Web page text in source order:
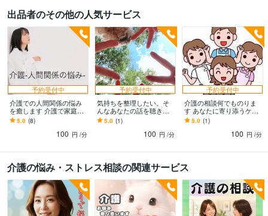
介護 表現力・傾聴力（演劇経験17年）
離婚
悩み相談・カウンセリング 親子の不仲 介護 パワハラ コミュ障 影響を
受けやすい
介護 夫婦関係修復 ケアマネ 社会福祉士
出品者のその他の人気サービス
予約受付中
介護での人間関係の悩み
を癒します 介護で家庭の
形は変わる。モヤモヤは
一人で抱えないで☘︎
5.0 (8)
100 円 /分
予約受付中
気持ちを整理したい。そ
んなあなたの話を聴きま
す 気持ちを口に出してす
っきりしませんか？
5.0 (1)
100 円 /分
予約受付中
介護の相談何でものりま
す あなたに寄り添うケア
マネ。行き詰まったあな
たへ。
5.0 (1)
100 円 /分
介護の悩み・ストレス相談の関連サービス